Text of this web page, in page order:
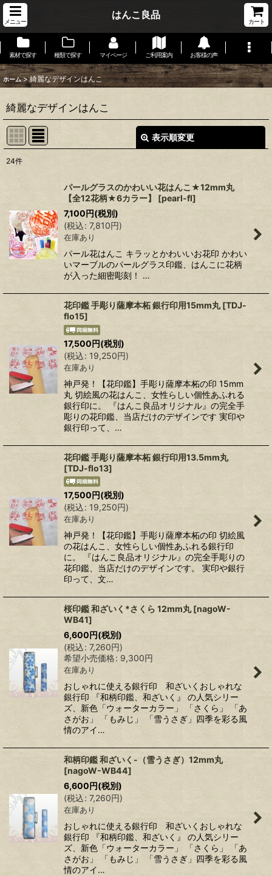
メニュー
はんこ良品
カート
素材で探す 種類で探す マイページ ご利用案内 お客様の声
ホーム > 綺麗なデザインはんこ
綺麗なデザインはんこ
表示順変更
並び順:
絞り込む
24件
パールグラスのかわいい花はんこ★12mm丸
【全12花柄★6カラー】
[pearl-fl]
7,100円(税別)
(税込: 7,810円)
在庫あり
パール花はんこ キラッとかわいいお花印 かわい
いマーブルのパールグラス印鑑、はんこに花柄
が入った細密彫刻！ …
花印鑑 手彫り薩摩本柘 銀行印用15mm丸 [TDJ-
flo15]
17,500円(税別)
(税込: 19,250円)
在庫あり
神戸発！【花印鑑】手彫り薩摩本柘の印 15mm
丸 切絵風の花はんこ、女性らしい個性あふれる
銀行印に。 『はんこ良品オリジナル』の完全手
彫りの花印鑑、当店だけのデザインです 実印や
銀行印って、…
花印鑑 手彫り薩摩本柘 銀行印用13.5mm丸
[TDJ-flo13]
17,500円(税別)
(税込: 19,250円)
在庫あり
神戸発！【花印鑑】手彫り薩摩本柘の印 切絵風
の花はんこ、女性らしい個性あふれる銀行印
に。 『はんこ良品オリジナル』の完全手彫りの
花印鑑、当店だけのデザインです。 実印や銀行
印って、文…
桜印鑑 和ざいく*さくら 12mm丸 [nagoW-
WB41]
6,600円(税別)
(税込: 7,260円)
希望小売価格: 9,300円
在庫あり
おしゃれに使える銀行印 和ざいくおしゃれな
銀行印 『和柄印鑑、和ざいく』 の人気シリー
ズ、新色「ウォーターカラー」 「さくら」 「あ
さがお」 「もみじ」 「雪うさぎ」四季を彩る風
情のアイ…
和柄印鑑 和ざいく-（雪うさぎ）12mm丸
[nagoW-WB44]
6,600円(税別)
(税込: 7,260円)
在庫あり
おしゃれに使える銀行印 和ざいくおしゃれな
銀行印 『和柄印鑑、和ざいく』 の人気シリー
ズ、新色「ウォーターカラー」 「さくら」 「あ
さがお」 「もみじ」 「雪うさぎ」四季を彩る風
情のアイ…